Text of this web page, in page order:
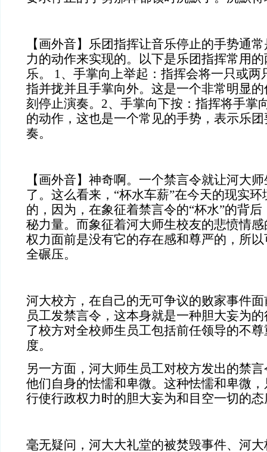
【画外音】乐团指挥让音乐停止的手势通
力的动作来实现的。以下是乐团指挥常用
乐。 1、手掌向上举起：指挥会将一只或两
指并拢并且手掌向外。这是一个非常明显
刻停止演奏。2、手掌向下按：指挥将手掌
的动作，这也是一个常见的手势，表示乐
奏。
【画外音】神奇啊。一个禁言令就让河大
了。这么看来，“杯水车薪”在今天的现实
的，因为，在象征着禁言令的“杯水”的背
秘力量。 而象征着河大师生校友的悲愤情
权力面前是没有它的存在感和尊严的，所
全碾压。
河大校方，在自己的无可争议的败家事件
员工发禁言令，这本身就是一种胆大妄为
了校方对全校师生员工包括前任领导的不
度。
另一方面，河大师生员工对校方发出的禁
他们自身的怯懦和卑微。这种怯懦和卑微
行使行政权力时的胆大妄为和目空一切的态
毫无疑问，河大大礼堂的被焚毁事件、河